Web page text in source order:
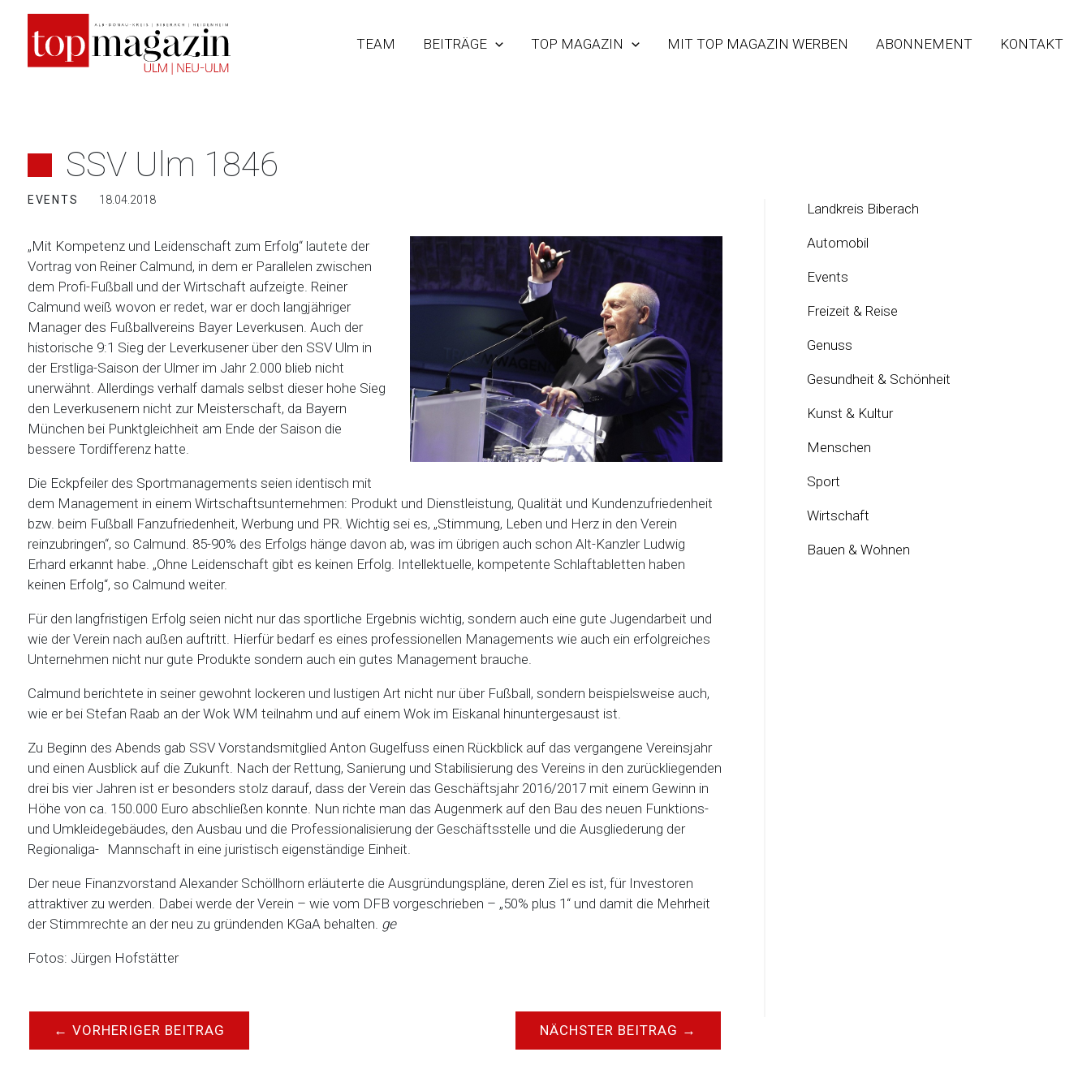
springen
TEAM BEITRÄGE TOP MAGAZIN MIT TOP MAGAZIN WERBEN ABONNEMENT KONTAKT
SSV Ulm 1846
EVENTS 18.04.2018
„Mit Kompetenz und Leidenschaft zum Erfolg“ lautete der
Vortrag von Reiner Calmund, in dem er Parallelen zwischen
dem Profi-Fußball und der Wirtschaft aufzeigte. Reiner
Calmund weiß wovon er redet, war er doch langjähriger
Manager des Fußballvereins Bayer Leverkusen. Auch der
historische 9:1 Sieg der Leverkusener über den SSV Ulm in
der Erstliga-Saison der Ulmer im Jahr 2.000 blieb nicht
unerwähnt. Allerdings verhalf damals selbst dieser hohe Sieg
den Leverkusenern nicht zur Meisterschaft, da Bayern
München bei Punktgleichheit am Ende der Saison die
bessere Tordifferenz hatte.
Die Eckpfeiler des Sportmanagements seien identisch mit
dem Management in einem Wirtschaftsunternehmen: Produkt und Dienstleistung, Qualität und Kundenzufriedenheit
bzw. beim Fußball Fanzufriedenheit, Werbung und PR. Wichtig sei es, „Stimmung, Leben und Herz in den Verein
reinzubringen“, so Calmund. 85-90% des Erfolgs hänge davon ab, was im übrigen auch schon Alt-Kanzler Ludwig
Erhard erkannt habe. „Ohne Leidenschaft gibt es keinen Erfolg. Intellektuelle, kompetente Schlaftabletten haben
keinen Erfolg“, so Calmund weiter.
Für den langfristigen Erfolg seien nicht nur das sportliche Ergebnis wichtig, sondern auch eine gute Jugendarbeit und
wie der Verein nach außen auftritt. Hierfür bedarf es eines professionellen Managements wie auch ein erfolgreiches
Unternehmen nicht nur gute Produkte sondern auch ein gutes Management brauche.
Calmund berichtete in seiner gewohnt lockeren und lustigen Art nicht nur über Fußball, sondern beispielsweise auch,
wie er bei Stefan Raab an der Wok WM teilnahm und auf einem Wok im Eiskanal hinuntergesaust ist.
Zu Beginn des Abends gab SSV Vorstandsmitglied Anton Gugelfuss einen Rückblick auf das vergangene Vereinsjahr
und einen Ausblick auf die Zukunft. Nach der Rettung, Sanierung und Stabilisierung des Vereins in den zurückliegenden
drei bis vier Jahren ist er besonders stolz darauf, dass der Verein das Geschäftsjahr 2016/2017 mit einem Gewinn in
Höhe von ca. 150.000 Euro abschließen konnte. Nun richte man das Augenmerk auf den Bau des neuen Funktions-
und Umkleidegebäudes, den Ausbau und die Professionalisierung der Geschäftsstelle und die Ausgliederung der
Regionaliga- Mannschaft in eine juristisch eigenständige Einheit.
Der neue Finanzvorstand Alexander Schöllhorn erläuterte die Ausgründungspläne, deren Ziel es ist, für Investoren
attraktiver zu werden. Dabei werde der Verein – wie vom DFB vorgeschrieben – „50% plus 1“ und damit die Mehrheit
der Stimmrechte an der neu zu gründenden KGaA behalten. ge
Fotos: Jürgen Hofstätter
← VORHERIGER BEITRAG NÄCHSTER BEITRAG →
Landkreis Biberach
Automobil
Events
Freizeit & Reise
Genuss
Gesundheit & Schönheit
Kunst & Kultur
Menschen
Sport
Wirtschaft
Bauen & Wohnen